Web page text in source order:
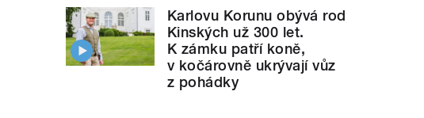
Karlovu Korunu obývá rod
Kinských už 300 let.
K zámku patří koně,
v kočárovně ukrývají vůz
z pohádky